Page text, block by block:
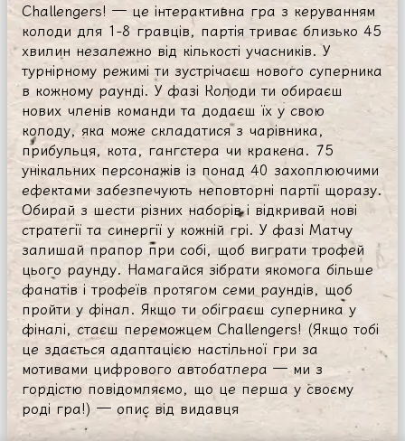
Challengers! — це інтерактивна гра з керуванням
колоди для 1-8 гравців, партія триває близько 45
хвилин незалежно від кількості учасників. У
турнірному режимі ти зустрічаєш нового суперника
в кожному раунді. У фазі Колоди ти обираєш
нових членів команди та додаєш їх у свою
колоду, яка може складатися з чарівника,
прибульця, кота, гангстера чи кракена. 75
унікальних персонажів із понад 40 захоплюючими
ефектами забезпечують неповторні партії щоразу.
Обирай з шести різних наборів і відкривай нові
стратегії та синергії у кожній грі. У фазі Матчу
залишай прапор при собі, щоб виграти трофей
цього раунду. Намагайся зібрати якомога більше
фанатів і трофеїв протягом семи раундів, щоб
пройти у фінал. Якщо ти обіграєш суперника у
фіналі, стаєш переможцем Challengers! (Якщо тобі
це здається адаптацією настільної гри за
мотивами цифрового автобатлера — ми з
гордістю повідомляємо, що це перша у своєму
роді гра!) — опис від видавця